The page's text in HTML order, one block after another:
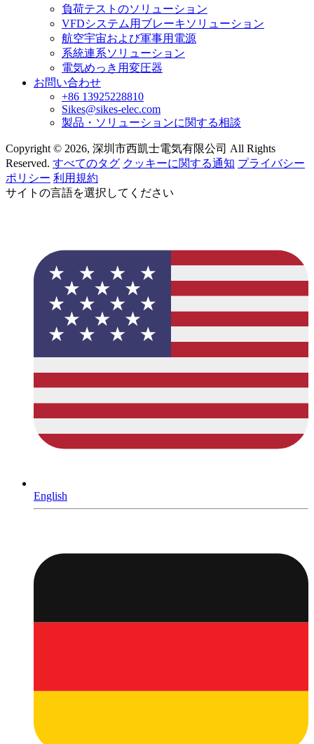
負荷テストのソリューション
VFDシステム用ブレーキソリューション
航空宇宙および軍事用電源
系統連系ソリューション
電気めっき用変圧器
お問い合わせ
+86 13925228810
Sikes@sikes-elec.com
製品・ソリューションに関する相談
Copyright © 2026, 深圳市西凱士電気有限公司 All Rights
Reserved. すべてのタグ クッキーに関する通知 プライバシー
ポリシー 利用規約
サイトの言語を選択してください
English